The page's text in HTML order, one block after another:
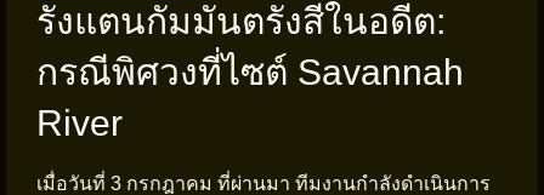
รังแตนกัมมันตรังสีในอดีต:
กรณีพิศวงที่ไซต์ Savannah
River
เมื่อวันที่ 3 กรกฎาคม ที่ผ่านมา ทีมงานกำลังดำเนินการ